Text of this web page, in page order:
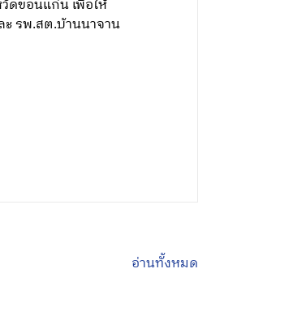
ดขอนแก่น เพื่อให้
รพ.สต.บ้านนาจาน
อ่านทั้งหมด